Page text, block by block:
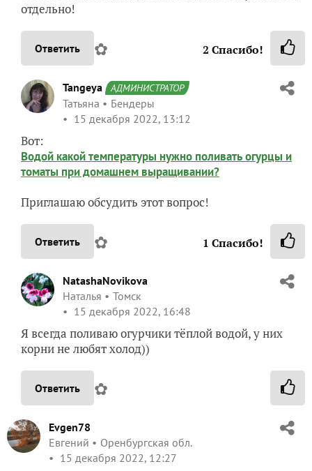
отдельно!
Ответить ✿ 2 Спасибо!
Tangeya АДМИНИСТРАТОР
Татьяна
Бендеры
15 декабря 2022, 13:12
Вот:
Водой какой температуры нужно поливать огурцы и
томаты при домашнем выращивании?
Приглашаю обсудить этот вопрос!
Ответить ✿ 1 Спасибо!
NatashaNovikova
Наталья
Томск
15 декабря 2022, 16:48
Я всегда поливаю огурчики тёплой водой, у них
корни не любят холод))
Ответить ✿
Evgen78
Евгений
Оренбургская обл.
15 декабря 2022, 12:27